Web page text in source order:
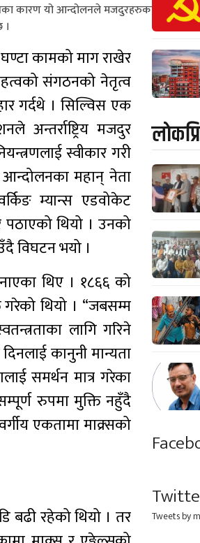
कारण यो आन्दोलनले मजदुरहरुका केही
कामको माग राखेर
संगठनको नेतृत्व
गर्दथे । सिल्विस एक
मजदुर
स्वीकार गरी
आन्दोलनका महान् नेता
म्यान्स एडवोकेट
पठाएको थियो । उनको
विघटन भयो ।
थिए । १८६६ को
गरेको थियो । “जबसम्म
लागि गरिने
कानुनी मान्यता
समर्थन मात्र गरेका
रुपमा मुक्ति नहुँदै
एकतामा माक्र्सको
बढी रहेको थियो । तर
Tweets by